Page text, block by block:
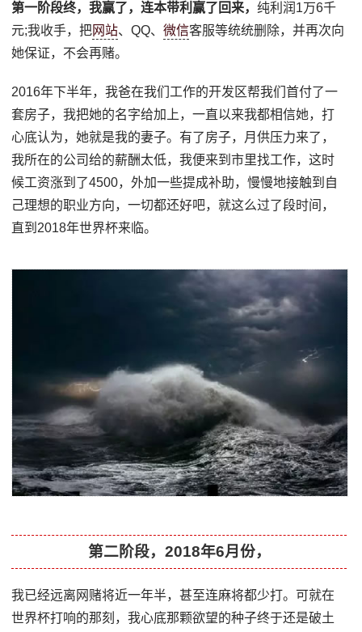
第一阶段终，我赢了，连本带利赢了回来，纯利润1万6千
元;我收手，把网站、QQ、微信客服等统统删除，并再次向
她保证，不会再赌。
2016年下半年，我爸在我们工作的开发区帮我们首付了一
套房子，我把她的名字给加上，一直以来我都相信她，打
心底认为，她就是我的妻子。有了房子，月供压力来了，
我所在的公司给的薪酬太低，我便来到市里找工作，这时
候工资涨到了4500，外加一些提成补助，慢慢地接触到自
己理想的职业方向，一切都还好吧，就这么过了段时间，
直到2018年世界杯来临。
第二阶段，2018年6月份，
我已经远离网赌将近一年半，甚至连麻将都少打。可就在
世界杯打响的那刻，我心底那颗欲望的种子终于还是破土